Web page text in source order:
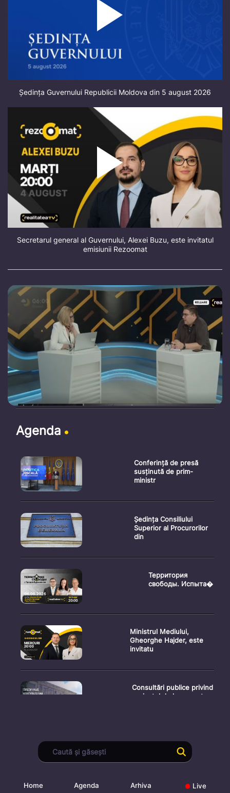
Ședința Guvernului Republicii Moldova din 5 august 2026
Secretarul general al Guvernului, Alexei Buzu, este invitatul
emisiunii Rezoomat
Agenda
Conferință de presă
susținută de prim-
ministr
Ședința Consiliului
Superior al Procurorilor
din
Территория
свободы. Испыта�
Ministrul Mediului,
Gheorghe Hajder, este
invitatu
Consultări publice privind
proiectul de lege pent
Consultarea Publică CP-
01, dedicată Studiilor de
Home Agenda Arhiva Live